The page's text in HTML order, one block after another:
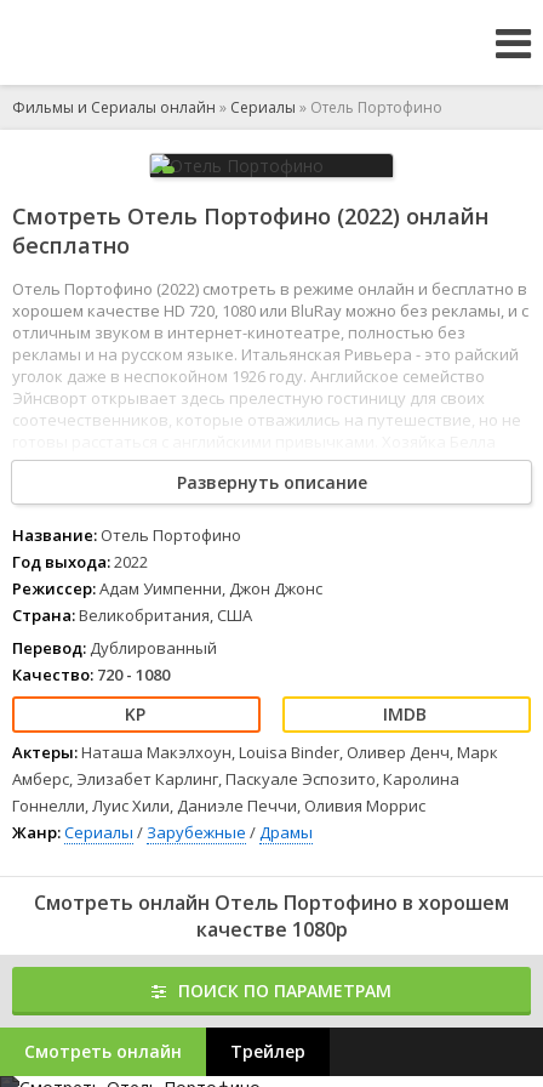
Фильмы и Сериалы онлайн » Сериалы » Отель Портофино
Смотреть Отель Портофино (2022) онлайн
бесплатно
Отель Портофино (2022) смотреть в режиме онлайн и бесплатно в
хорошем качестве HD 720, 1080 или BluRay можно без рекламы, и с
отличным звуком в интернет-кинотеатре, полностью без
рекламы и на русском языке. Итальянская Ривьера - это райский
уголок даже в неспокойном 1926 году. Английское семейство
Эйнсворт открывает здесь прелестную гостиницу для своих
соотечественников, которые отважились на путешествие, но не
Эйнсворт вкладывает в отель все силы и душу, надеясь, что это
поможет семье не только выправить финансовое положение,
но и залечить раны, нанесенные Первой мировой войной.
Однако требовательные постояльцы не дают расслабиться,
а среди местных жителей уже есть и верные приверженцы
Муссолини, и просто тёмные личности. Но самым коварным
вполне может оказаться расточительный муж Беллы - Сесил
Эйнсворт, подыскивающий богатую невесту сыну и любые другие
источники легкой наживы.
12 34 5 6 78
Развернуть описание
Название: Отель Портофино
Год выхода:2022
Режиссер:Адам Уимпенни, Джон Джонс
Страна:Великобритания, США
Перевод: Дублированный
Качество: 720 - 1080
Актеры:Наташа Макэлхоун, Louisa Binder, Оливер Денч, Марк
Амберс, Элизабет Карлинг, Паскуале Эспозито, Каролина
Гоннелли, Луис Хили, Даниэле Печчи, Оливия Моррис
Жанр:Сериалы / Зарубежные /Драмы
Смотреть онлайн Отель Портофино в хорошем
качестве 1080p
ПОИСК ПО ПАРАМЕТРАМ
Смотреть онлайн Трейлер